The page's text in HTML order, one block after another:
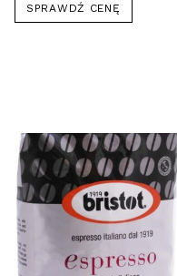
SPRAWDŹ CENĘ